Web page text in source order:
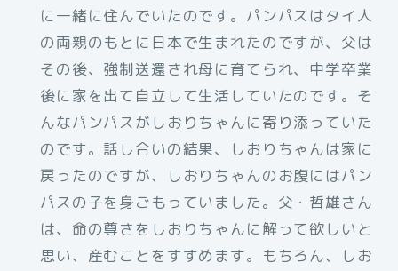
に一緒に住んでいたのです。パンパスはタイ人
の両親のもとに日本で生まれたのですが、父は
その後、強制送還され母に育てられ、中学卒業
後に家を出て自立して生活していたのです。そ
んなパンパスがしおりちゃんに寄り添っていた
のです。話し合いの結果、しおりちゃんは家に
戻ったのですが、しおりちゃんのお腹にはパン
パスの子を身ごもっていました。父・哲雄さん
は、命の尊さをしおりちゃんに解って欲しいと
思い、産むことをすすめます。もちろん、しお